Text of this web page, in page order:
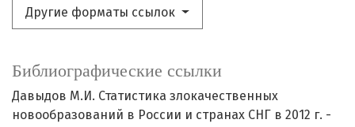
Другие форматы ссылок
Библиографические ссылки
Давыдов М.И. Статистика злокачественных
новообразований в России и странах СНГ в 2012 г. -